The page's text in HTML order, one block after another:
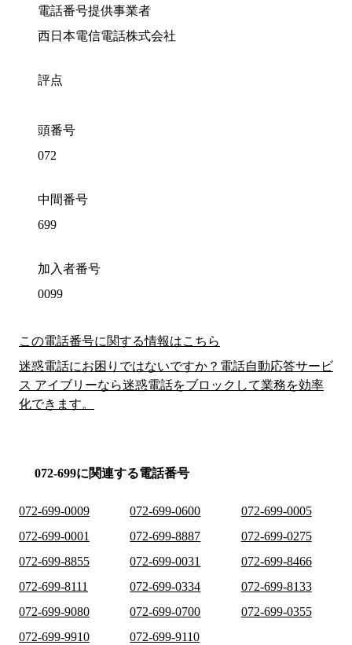
電話番号提供事業者
西日本電信電話株式会社
評点
頭番号
072
中間番号
699
加入者番号
0099
この電話番号に関する情報はこちら
迷惑電話にお困りではないですか？電話自動応答サービ
ス アイブリーなら迷惑電話をブロックして業務を効率
化できます。
072-699に関連する電話番号
072-699-0009 072-699-0600
072-699-0005
072-699-0001
072-699-8887
072-699-0275
072-699-8855
072-699-0031
072-699-8466
072-699-8111
072-699-0334
072-699-8133
072-699-9080
072-699-0700
072-699-0355
072-699-9910
072-699-9110